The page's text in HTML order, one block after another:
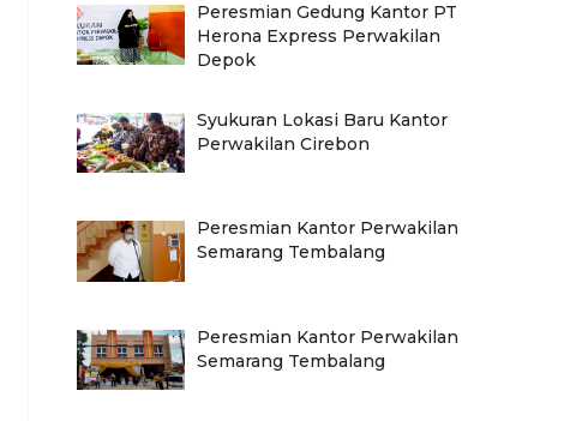
Peresmian Gedung Kantor PT
Herona Express Perwakilan
Depok
Syukuran Lokasi Baru Kantor
Perwakilan Cirebon
Peresmian Kantor Perwakilan
Semarang Tembalang
Peresmian Kantor Perwakilan
Semarang Tembalang